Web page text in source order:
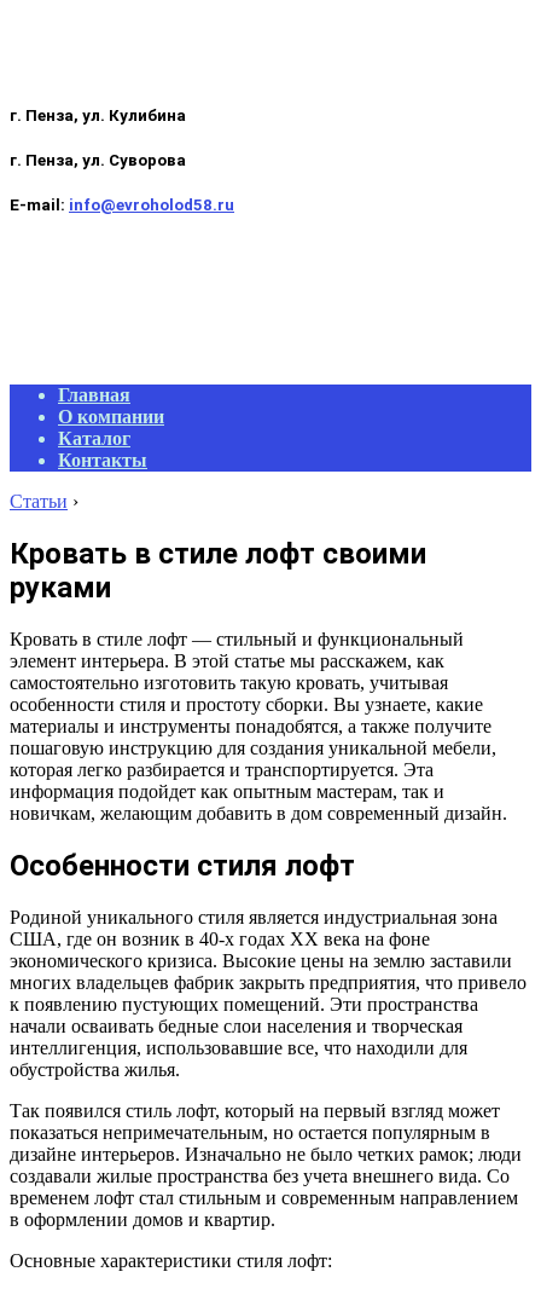
г. Пенза, ул. Кулибина
г. Пенза, ул. Суворова
E-mail: info@evroholod58.ru
Primary
Navigation
Menu
Главная
О компании
Каталог
Контакты
Статьи ›
Кровать в стиле лофт своими
руками
Кровать в стиле лофт — стильный и функциональный
элемент интерьера. В этой статье мы расскажем, как
самостоятельно изготовить такую кровать, учитывая
особенности стиля и простоту сборки. Вы узнаете, какие
материалы и инструменты понадобятся, а также получите
пошаговую инструкцию для создания уникальной мебели,
которая легко разбирается и транспортируется. Эта
информация подойдет как опытным мастерам, так и
новичкам, желающим добавить в дом современный дизайн.
Особенности стиля лофт
Родиной уникального стиля является индустриальная зона
США, где он возник в 40-х годах XX века на фоне
экономического кризиса. Высокие цены на землю заставили
многих владельцев фабрик закрыть предприятия, что привело
к появлению пустующих помещений. Эти пространства
начали осваивать бедные слои населения и творческая
интеллигенция, использовавшие все, что находили для
обустройства жилья.
Так появился стиль лофт, который на первый взгляд может
показаться непримечательным, но остается популярным в
дизайне интерьеров. Изначально не было четких рамок; люди
создавали жилые пространства без учета внешнего вида. Со
временем лофт стал стильным и современным направлением
в оформлении домов и квартир.
Основные характеристики стиля лофт: